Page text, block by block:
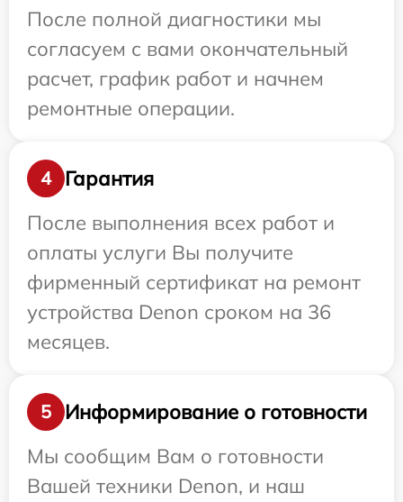
После полной диагностики мы
согласуем с вами окончательный
расчет, график работ и начнем
ремонтные операции.
4
Гарантия
После выполнения всех работ и
оплаты услуги Вы получите
фирменный сертификат на ремонт
устройства Denon сроком на 36
месяцев.
5
Информирование о готовности
Мы сообщим Вам о готовности
Вашей техники Denon, и наш